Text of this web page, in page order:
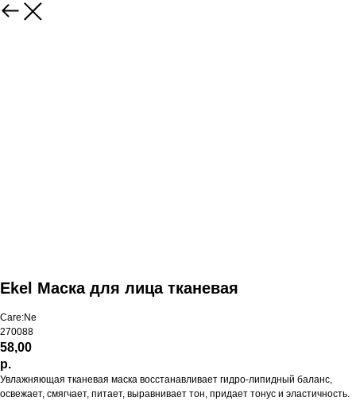
Ekel Маска для лица тканевая
Care:Ne
270088
58,00
р.
Увлажняющая тканевая маска восстанавливает гидро-липидный баланс,
освежает, смягчает, питает, выравнивает тон, придает тонус и эластичность.